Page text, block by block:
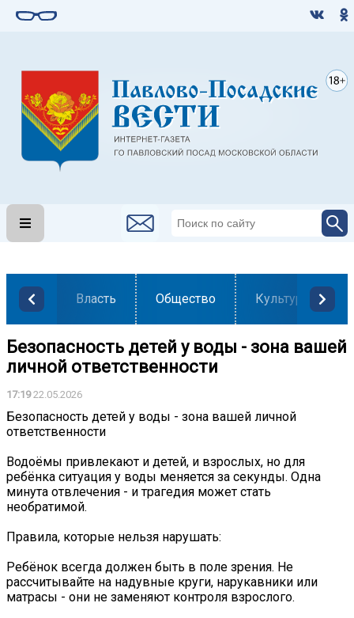
Власть Общество Культура
Безопасность детей у воды - зона вашей
личной ответственности
17:1922.05.2026
Безопасность детей у воды - зона вашей личной
ответственности
Водоёмы привлекают и детей, и взрослых, но для
ребёнка ситуация у воды меняется за секунды. Одна
минута отвлечения - и трагедия может стать
необратимой.
Правила, которые нельзя нарушать:
Ребёнок всегда должен быть в поле зрения. Не
рассчитывайте на надувные круги, нарукавники или
матрасы - они не заменяют контроля взрослого.